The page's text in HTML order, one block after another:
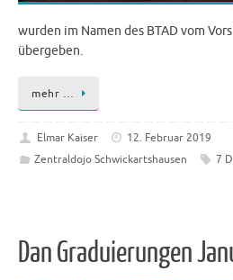
wurden im Namen des BTAD vom
übergeben.
mehr …
Elmar Kaiser
12. Februar 2019
Zentraldojo Schwickartshausen
7
Dan Graduierungen